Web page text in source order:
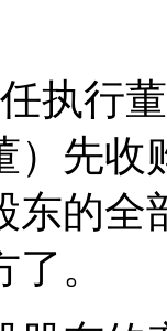
执行
）先收
东的
。